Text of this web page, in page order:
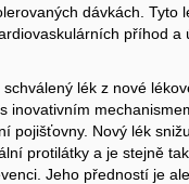
dávkách. Tyto
příhod a
lék z nové
inovativním
pojišťovny. Nový lék
protilátky a je stejně
Jeho předností je